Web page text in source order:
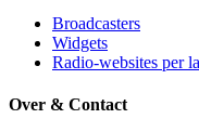
Broadcasters
Widgets
Radio-websites per
Over & Contact